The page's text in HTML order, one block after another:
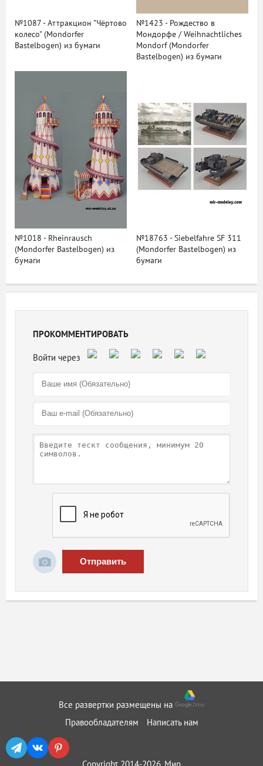
№1087 - Аттракцион "Чёртово
колесо" (Mondorfer
Bastelbogen) из бумаги
№1423 - Рождество в
Мондорфе / Weihnachtliches
Mondorf (Mondorfer
Bastelbogen) из бумаги
№1018 - Rheinrausch
(Mondorfer Bastelbogen) из
бумаги
№18763 - Siebelfahre SF 311
(Mondorfer Bastelbogen) из
бумаги
ПРОКОММЕНТИРОВАТЬ
Отправить
Все развертки размещены на
Правообладателям
Написать нам